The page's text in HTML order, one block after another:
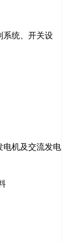
统、开关设
机及交流发电